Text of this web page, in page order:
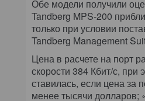
Обе модели получили
Tandberg MPS-200
только при условии
Tandberg Management
Цена в расчете на порт
скорости 384 Кбит/с, при
ставилась, если цена за
менее тысячи долларов;